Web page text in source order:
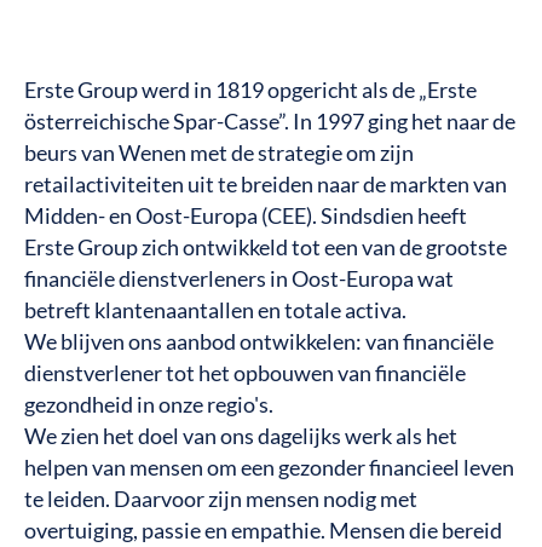
Erste Group werd in 1819 opgericht als de „Erste
österreichische Spar-Casse”. In 1997 ging het naar de
beurs van Wenen met de strategie om zijn
retailactiviteiten uit te breiden naar de markten van
Midden- en Oost-Europa (CEE). Sindsdien heeft
Erste Group zich ontwikkeld tot een van de grootste
financiële dienstverleners in Oost-Europa wat
betreft klantenaantallen en totale activa.
We blijven ons aanbod ontwikkelen: van financiële
dienstverlener tot het opbouwen van financiële
gezondheid in onze regio's.
We zien het doel van ons dagelijks werk als het
helpen van mensen om een gezonder financieel leven
te leiden. Daarvoor zijn mensen nodig met
overtuiging, passie en empathie. Mensen die bereid